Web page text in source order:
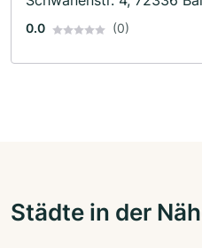
0.0 (0)
Städte in der